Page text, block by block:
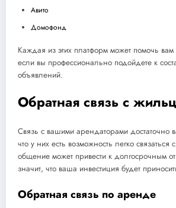
Авито
Домофонд
Каждая из этих платформ может помочь
если вы профессионально подойдете к
объявлений.
Обратная связь с
Связь с вашими арендаторами достаточно
что у них есть возможность легко связаться
общение может привести к долгосрочным
значит, что ваша инвестиция будет
Обратная связь по аренде